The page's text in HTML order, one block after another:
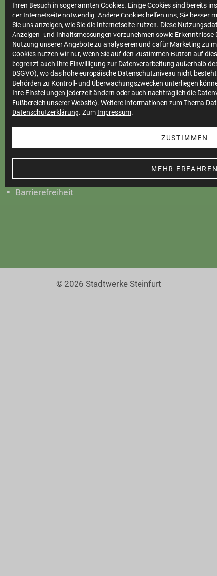
Ihren Besuch in sogenannten Cookies. Einige Cookies sind bereits
der Internetseite notwendig. Andere Cookies helfen uns, Sie besser
Sie uns anzeigen, wie Sie die Internetseite nutzen. Diese
Anzeigen- und Inhaltsmessungen vorzunehmen sowie Erkenntnisse
Nutzung unserer Angebote zu analysieren und dafür Marketing zu
Cookies nutzen wir nur, wenn Sie auf den Zustimmen-Button auf
begrenzt auch Ihre Einwilligung zur Datenverarbeitung außerhalb
DSGVO), wo das hohe europäische Datenschutzniveau nicht
Behörden zu Kontroll- und Überwachungszwecken unterliegen
Ihre Einstellungen jederzeit ändern oder auch nachträglich die
Fußbereich unserer Website). Weitere Informationen zum Thema
Datenschutzerklärung. Zum Impressum.
ZUSTIMMEN
MEHR
Ihre
Stadtwerke
Marktkommunikation
Vertrieb
Teilnahmebedingungen
Barrierefreiheit
© 2026 Stadtwerke Steinfurt